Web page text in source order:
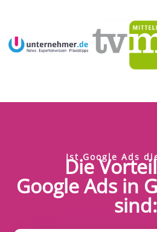
Ist Google Ads
Die
Google Ads in
sind: